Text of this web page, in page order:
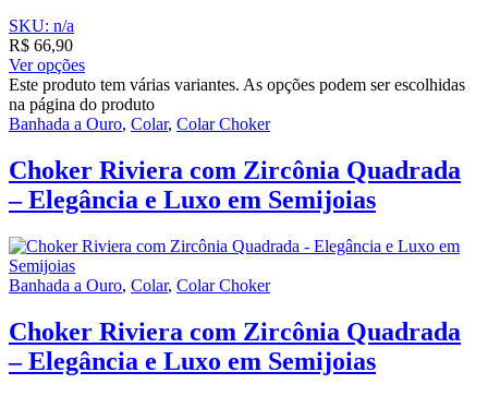
SKU: n/a
R$ 66,90
Ver opções
Este produto tem várias variantes. As opções podem ser escolhidas
na página do produto
Banhada a Ouro, Colar, Colar Choker
Choker Riviera com Zircônia Quadrada
– Elegância e Luxo em Semijoias
Banhada a Ouro, Colar, Colar Choker
Choker Riviera com Zircônia Quadrada
– Elegância e Luxo em Semijoias